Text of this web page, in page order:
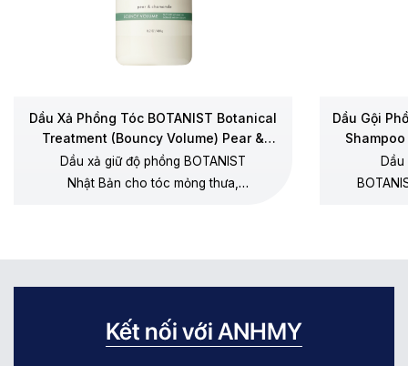
Dầu Xả Phồng Tóc BOTANIST Botanical
Treatment (Bouncy Volume) Pear &
Chamomile
Dầu xả giữ độ phồng BOTANIST
Nhật Bản cho tóc mỏng thưa,
Dầu Gội
Kết nối với ANHMY